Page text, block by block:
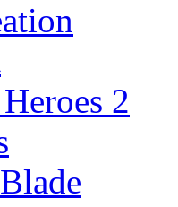
2